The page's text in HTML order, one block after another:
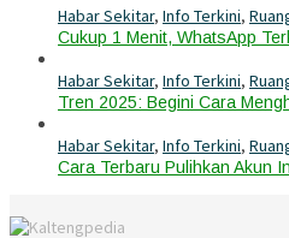
Habar Sekitar, Info Terkini,
Cukup 1 Menit, WhatsApp
Habar Sekitar, Info Terkini,
Tren 2025: Begini Cara
Habar Sekitar, Info Terkini,
Cara Terbaru Pulihkan Akun